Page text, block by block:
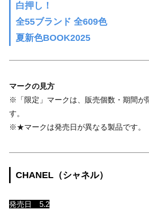
白押し！
全55ブランド 全609色
夏新色BOOK2025
マークの見方
※「限定」マークは、販売個数・期間が
す。
※★マークは発売日が異なる製品です。
CHANEL（シャネル）
発売日 5.2